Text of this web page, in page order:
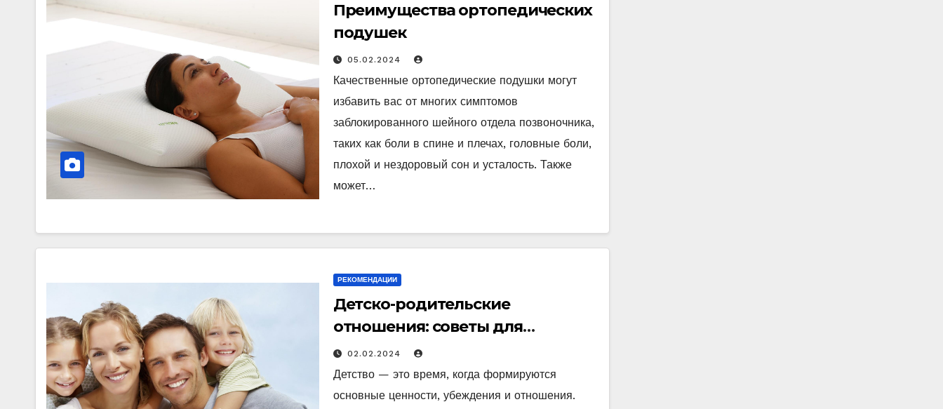
Преимущества ортопедических
подушек
05.02.2024
Качественные ортопедические подушки могут
избавить вас от многих симптомов
заблокированного шейного отдела позвоночника,
таких как боли в спине и плечах, головные боли,
плохой и нездоровый сон и усталость. Также
может…
РЕКОМЕНДАЦИИ
Детско-родительские
отношения: советы для
создания здоровых и
гармоничных связей
02.02.2024
Детство — это время, когда формируются
основные ценности, убеждения и отношения.